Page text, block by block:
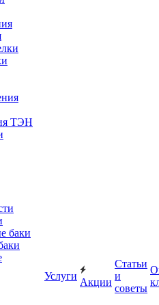
ТЭН
Услуги
Акции
Статьи
и
советы